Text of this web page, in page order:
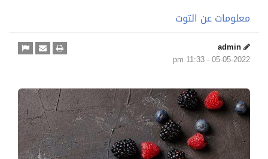
معلومات عن التوت
admin
05-05-2022 - 11:33 pm